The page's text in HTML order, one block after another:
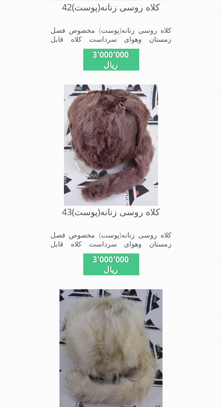
کلاه روسی زنانه(پوست)42
کلاه روسی زنانه(پوست) مخصوص فصل
زمستان وهوای سرداست کلاه قابل
استفاده درسایزهای 58-59می باشد(فری
سایز)وجنس این کلاه ازپوست طبیی(خَز)
تهیه شده است وآستری آن ازجنس ساتن
باشدبه همین دلیل به راحتی درسوزهای
سرد زمستانی تمامی سروپشت گردن رو
گرم نگاه می دارد
3٬000٬000
ریال
کلاه روسی زنانه(پوست)43
کلاه روسی زنانه(پوست) مخصوص فصل
زمستان وهوای سرداست کلاه قابل
استفاده درسایزهای 58-59می باشد(فری
سایز)وجنس این کلاه ازپوست طبیی(خَز)
تهیه شده است وآستری آن ازجنس ساتن
باشدبه همین دلیل به راحتی درسوزهای
سرد زمستانی تمامی سروپشت گردن رو
گرم نگاه می دارد
3٬000٬000
ریال